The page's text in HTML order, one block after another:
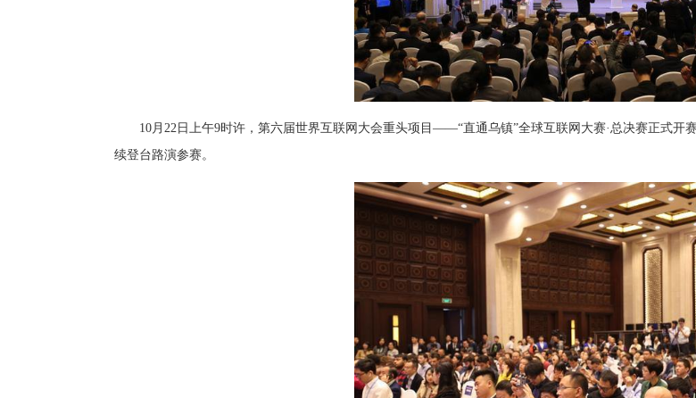
10月22日上午9时许，第六届世界互联网大会重头项目——“直通乌镇”全球互联网大赛·总决赛正式开
续登台路演参赛。